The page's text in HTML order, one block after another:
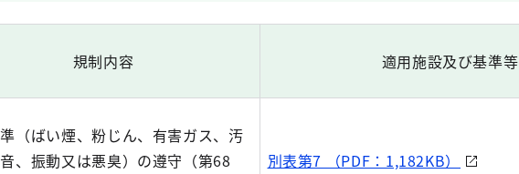
規制内容 適用施設及び基準等
（ばい煙、粉じん、有害ガス、汚
、振動又は悪臭）の遵守（第68
別表第7 （PDF：1,182KB）